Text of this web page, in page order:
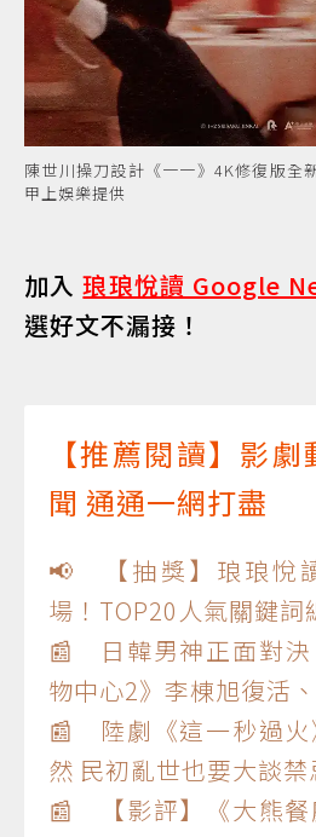
陳世川操刀設計《一一》4K修復版全
甲上娛樂提供
加入琅琅悅讀 Google
選好文不漏接！
【推薦閱讀】影
聞 通通一網打盡
📢 【抽獎】琅琅悅
場！TOP20人氣關鍵詞
📰 日韓男神正面對決
物中心2》李棟旭復活
📰 陸劇《這一秒過火
然 民初亂世也要大談禁
📰 【影評】《大熊餐